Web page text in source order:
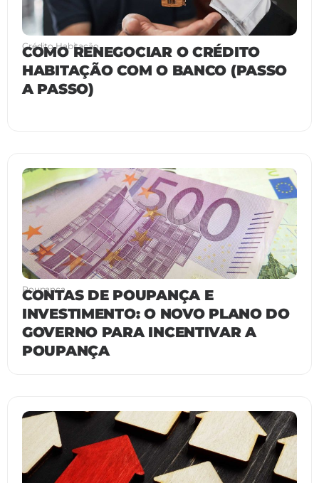
Crédito Habitação
COMO RENEGOCIAR O CRÉDITO
HABITAÇÃO COM O BANCO (PASSO
A PASSO)
Poupança
CONTAS DE POUPANÇA E
INVESTIMENTO: O NOVO PLANO DO
GOVERNO PARA INCENTIVAR A
POUPANÇA